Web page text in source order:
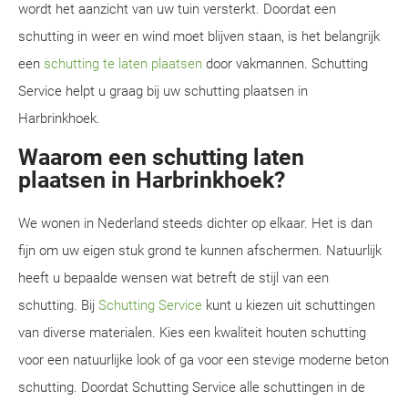
wordt het aanzicht van uw tuin versterkt. Doordat een
schutting in weer en wind moet blijven staan, is het belangrijk
een schutting te laten plaatsen door vakmannen. Schutting
Service helpt u graag bij uw schutting plaatsen in
Harbrinkhoek.
Waarom een schutting laten
plaatsen in Harbrinkhoek?
We wonen in Nederland steeds dichter op elkaar. Het is dan
fijn om uw eigen stuk grond te kunnen afschermen. Natuurlijk
heeft u bepaalde wensen wat betreft de stijl van een
schutting. Bij Schutting Service kunt u kiezen uit schuttingen
van diverse materialen. Kies een kwaliteit houten schutting
voor een natuurlijke look of ga voor een stevige moderne beton
schutting. Doordat Schutting Service alle schuttingen in de